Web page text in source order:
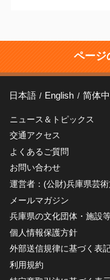
ページ
日本語 English 简体
ニュース＆トピックス
交通アクセス
よくあるご質問
お問い合わせ
運営者：(公財)兵庫県芸
メールマガジン
兵庫県の文化団体・施設
個人情報保護方針
外部送信規律に基づく表
利用規約